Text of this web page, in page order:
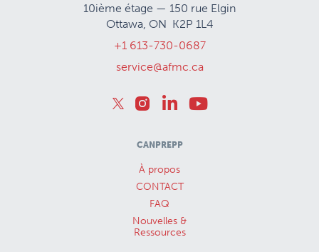
10ième étage — 150 rue Elgin
Ottawa, ON K2P 1L4
+1 613-730-0687
service@afmc.ca
CANPREPP
À propos
CONTACT
FAQ
Nouvelles &
Ressources